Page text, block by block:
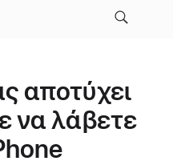
αποτύχει
να λάβετε